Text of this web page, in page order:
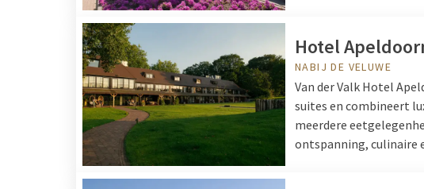
uw verblijf kunt u de vele wandel-
Hotel
NABIJ DE VELUWE
Van der Valk Hotel
suites en combineert
meerdere
ontspanning, culinaire